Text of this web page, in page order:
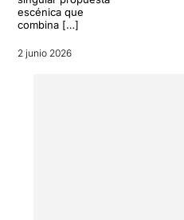
escénica que
combina […]
2 junio 2026